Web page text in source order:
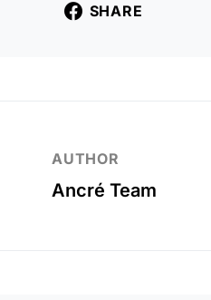
SHARE
AUTHOR
Ancré Team